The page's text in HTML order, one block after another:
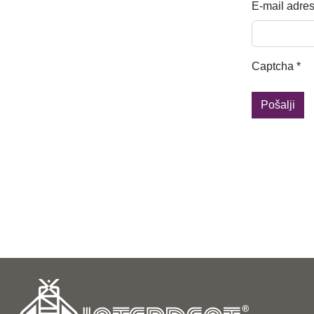
E-mail
Captcha *
Pošalji